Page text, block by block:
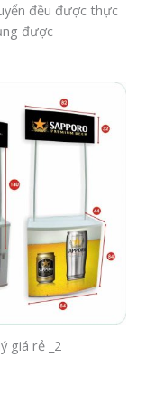
đều được thực
được
giá rẻ _2